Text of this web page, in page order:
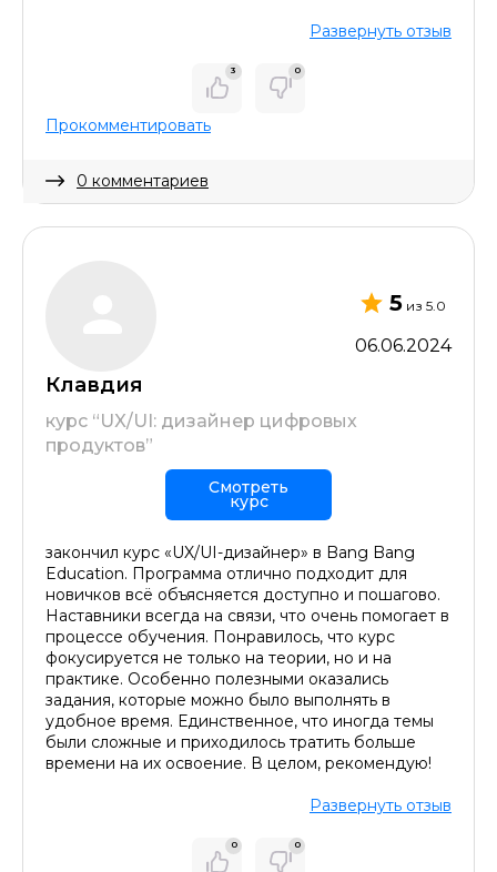
Развернуть отзыв
3 0
Прокомментировать
0 комментариев
5 из 5.0
06.06.2024
Клавдия
курс “UX/UI: дизайнер цифровых
продуктов”
Смотреть
курс
закончил курс «UX/UI-дизайнер» в Bang Bang
Education. Программа отлично подходит для
новичков всё объясняется доступно и пошагово.
Наставники всегда на связи, что очень помогает в
процессе обучения. Понравилось, что курс
фокусируется не только на теории, но и на
практике. Особенно полезными оказались
задания, которые можно было выполнять в
удобное время. Единственное, что иногда темы
были сложные и приходилось тратить больше
времени на их освоение. В целом, рекомендую!
Развернуть отзыв
0 0